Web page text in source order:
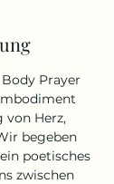
Prayer
von Herz,
begeben
poetisches
zwischen